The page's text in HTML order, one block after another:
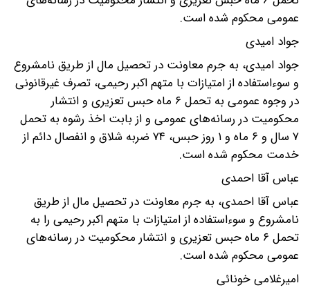
عمومی محکوم شده است.
جواد امیدی
جواد امیدی، به جرم معاونت در تحصیل مال از طریق نامشروع
و سوءاستفاده از امتیازات با متهم اکبر رحیمی، تصرف غیرقانونی
در وجوه عمومی به تحمل ۶ ماه حبس تعزیری و انتشار
محکومیت در رسانه‌های عمومی و از بابت اخذ رشوه به تحمل
۷ سال و ۶ ماه و ۱ روز حبس، ۷۴ ضربه شلاق و انفصال دائم از
خدمت محکوم شده است.
عباس آقا احمدی
عباس آقا احمدی، به جرم معاونت در تحصیل مال از طریق
نامشروع و سوءاستفاده از امتیازات با متهم اکبر رحیمی را به
تحمل ۶ ماه حبس تعزیری و انتشار محکومیت در رسانه‌های
عمومی محکوم شده است.
امیرغلامی خونائی